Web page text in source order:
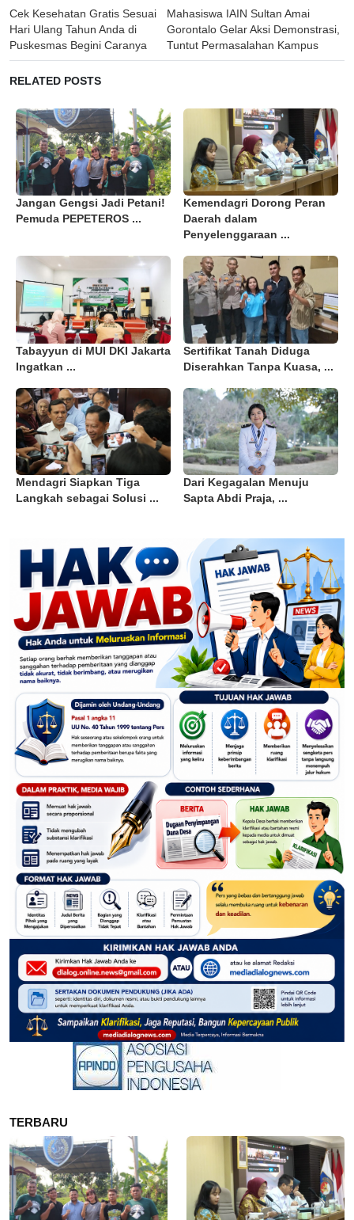
Post
navigation
Cek Kesehatan Gratis Sesuai
Hari Ulang Tahun Anda di
Puskesmas Begini Caranya
Mahasiswa IAIN Sultan Amai
Gorontalo Gelar Aksi Demonstrasi,
Tuntut Permasalahan Kampus
RELATED POSTS
Jangan Gengsi Jadi Petani!
Pemuda PEPETEROS ...
Kemendagri Dorong Peran
Daerah dalam
Penyelenggaraan ...
Tabayyun di MUI DKI Jakarta
Ingatkan ...
Sertifikat Tanah Diduga
Diserahkan Tanpa Kuasa, ...
Mendagri Siapkan Tiga
Langkah sebagai Solusi ...
Dari Kegagalan Menuju
Sapta Abdi Praja, ...
TERBARU